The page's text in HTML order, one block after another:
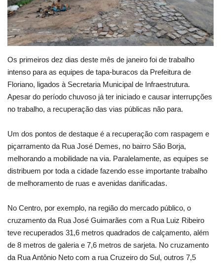
Contato
Os primeiros dez dias deste mês de janeiro foi de trabalho
intenso para as equipes de tapa-buracos da Prefeitura de
Floriano, ligados à Secretaria Municipal de Infraestrutura.
Apesar do período chuvoso já ter iniciado e causar interrupções
no trabalho, a recuperação das vias públicas não para.
Um dos pontos de destaque é a recuperação com raspagem e
piçarramento da Rua José Demes, no bairro São Borja,
melhorando a mobilidade na via. Paralelamente, as equipes se
distribuem por toda a cidade fazendo esse importante trabalho
de melhoramento de ruas e avenidas danificadas.
No Centro, por exemplo, na região do mercado público, o
cruzamento da Rua José Guimarães com a Rua Luiz Ribeiro
teve recuperados 31,6 metros quadrados de calçamento, além
de 8 metros de galeria e 7,6 metros de sarjeta. No cruzamento
da Rua Antônio Neto com a rua Cruzeiro do Sul, outros 7,5